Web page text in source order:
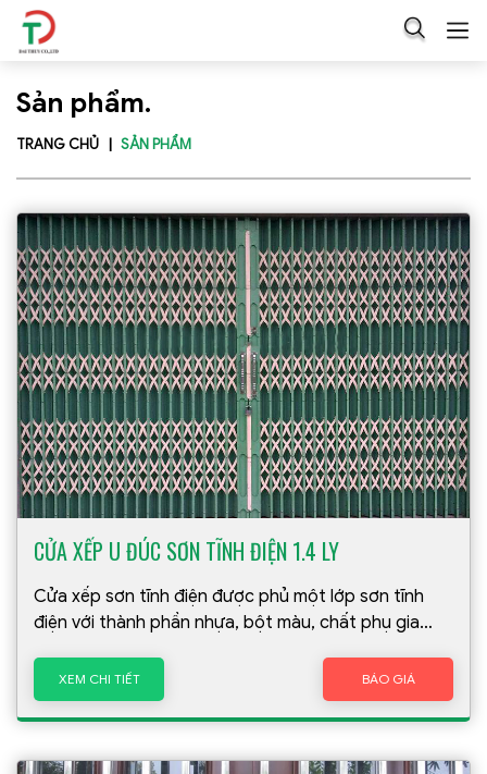
Sản phẩm.
TRANG CHỦ SẢN PHẨM
CỬA XẾP U ĐÚC SƠN TĨNH ĐIỆN 1.4 LY
Cửa xếp sơn tĩnh điện được phủ một lớp sơn tĩnh
điện với thành phần nhựa, bột màu, chất phụ gia
XEM CHI TIẾT BÁO GIÁ